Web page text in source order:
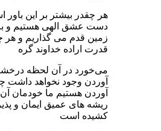
هر چقدر بیشتر بر این باور
دست عشق الهی هستیم و
زمین قدم می گذاریم و هر
قدرت اراده خداوند گره
می‌خورد در آن لحظه
آوردن وجود نخواهد داشت
آوردن هستیم ما خودمان
ریشه های عمیق ایمان و
کشیده است